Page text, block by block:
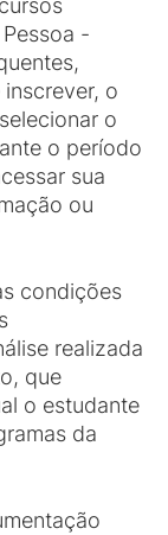
-
o
o
o período
sua
ou
condições
realizada
que
o estudante
da